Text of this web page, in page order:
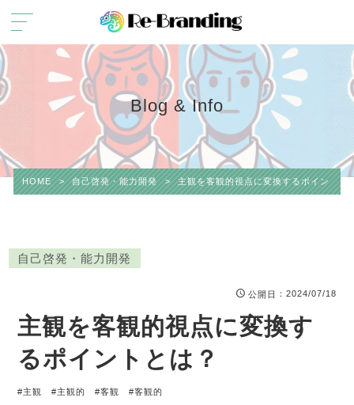
Blog & Info
HOME > 自己啓発・能力開発 > 主観を客観的視点に変換するポイントと
自己啓発・能力開発
公開日 ：2024/07/18
主観を客観的視点に変換す
るポイントとは？
#主観 #主観的 #客観 #客観的